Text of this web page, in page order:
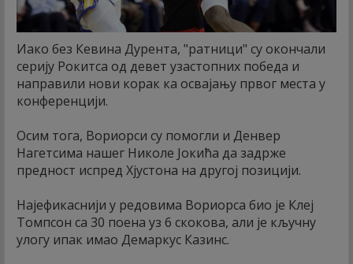
Иако без Кевина Дурента, "ратници" су окончали
серију Рокитса од девет узастопних победа и
направили нови корак ка освајању првог места у
конференцији.
Осим тога, Вориорси су помогли и Денвер
Нагетсима нашег Николе Јокића да задрже
предност испред Хјустона на другој позицији.
Најефикаснији у редовима Вориорса био је Клеј
Томпсон са 30 поена уз 6 скокова, али је кључну
улогу ипак имао Демаркус Казинс.